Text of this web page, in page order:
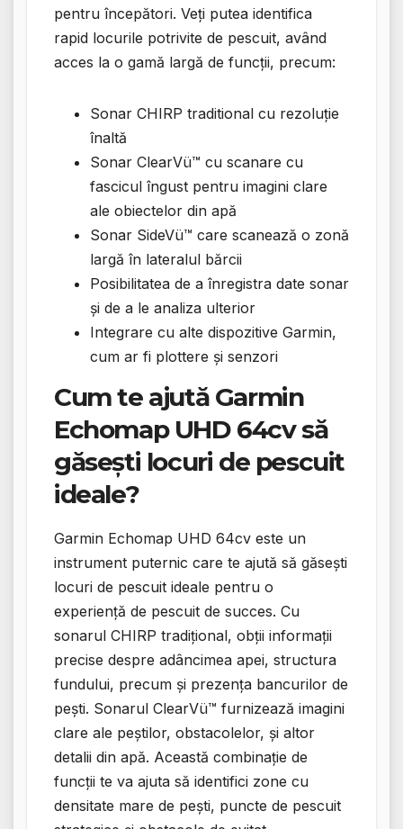
pentru începători. Veți putea identifica
rapid locurile potrivite de pescuit, având
acces la o gamă largă de funcții, precum:
Sonar CHIRP traditional cu rezoluție
înaltă
Sonar ClearVü™ cu scanare cu
fascicul îngust pentru imagini clare
ale obiectelor din apă
Sonar SideVü™ care scanează o zonă
largă în lateralul bărcii
Posibilitatea de a înregistra date sonar
și de a le analiza ulterior
Integrare cu alte dispozitive Garmin,
cum ar fi plottere și senzori
Cum te ajută Garmin
Echomap UHD 64cv să
găsești locuri de pescuit
ideale?
Garmin Echomap UHD 64cv este un
instrument puternic care te ajută să găsești
locuri de pescuit ideale pentru o
experiență de pescuit de succes. Cu
sonarul CHIRP tradițional, obții informații
precise despre adâncimea apei, structura
fundului, precum și prezența bancurilor de
pești. Sonarul ClearVü™ furnizează imagini
clare ale peștilor, obstacolelor, și altor
detalii din apă. Această combinație de
funcții te va ajuta să identifici zone cu
densitate mare de pești, puncte de pescuit